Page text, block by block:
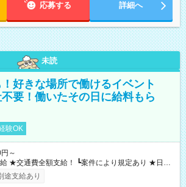
応募する 詳細へ
未読
好きな場所で働けるイベント
要！働いたその日に給料もら
験OK
～
り ★日払
定あり） ┗働いたその日に現金GET♪ お仕事後はコ
日払い分を引き落とせます！ 【試用期間】試
途支給あり